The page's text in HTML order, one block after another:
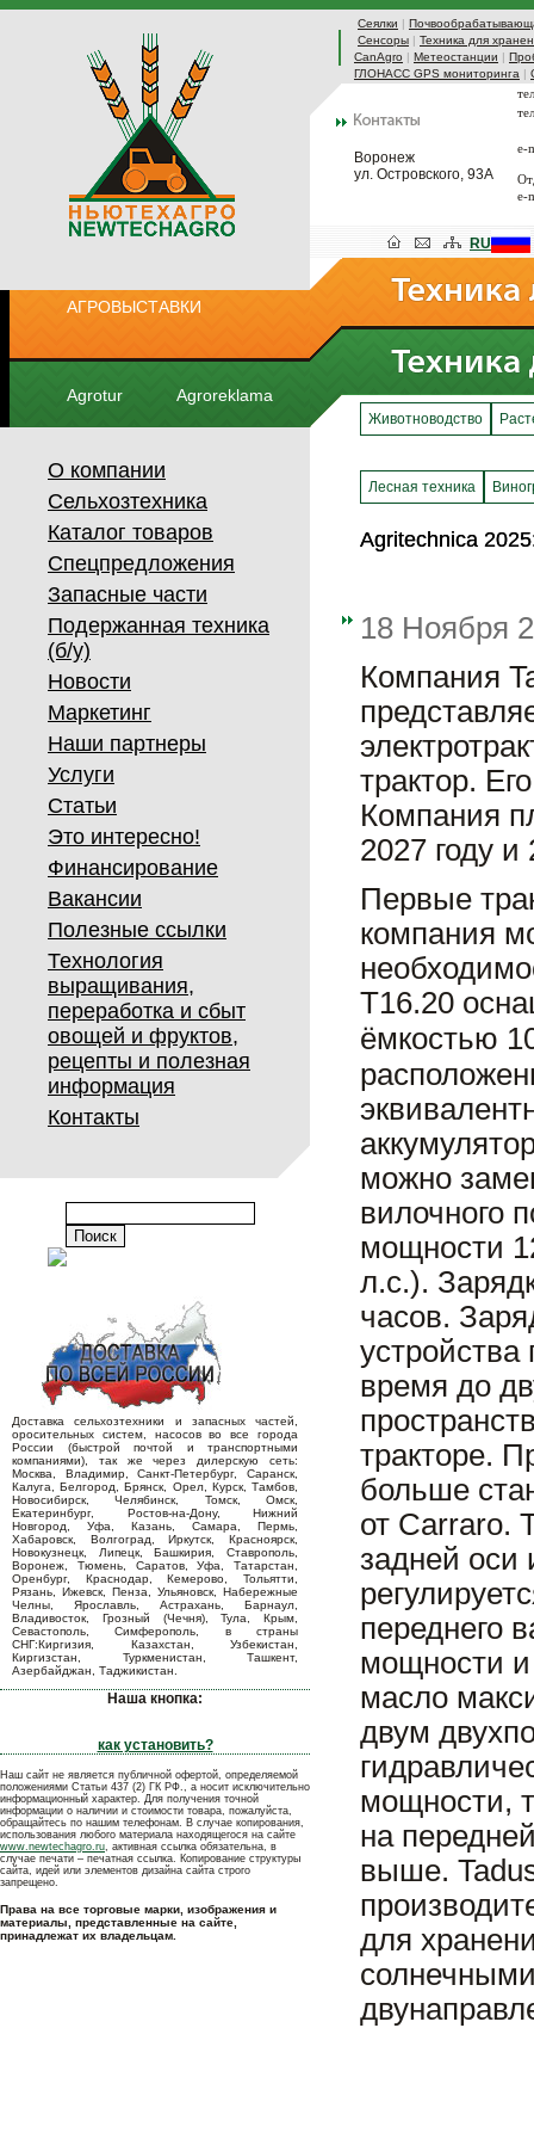
Сеялки |
Сенсоры | Техника для
CanAgro | Метеостанции |
ГЛОНАСС GPS мониторинга |
Воронеж
ул. Островского, 93А
e-
e-
АГРОВЫСТАВКИ
Agrotur Agroreklama
RU
О компании
Сельхозтехника
Каталог товаров
Спецпредложения
Запасные части
Подержанная техника
(б/у)
Новости
Маркетинг
Наши партнеры
Услуги
Статьи
Это интересно!
Финансирование
Вакансии
Полезные ссылки
Технология
выращивания,
переработка и сбыт
овощей и фруктов,
рецепты и полезная
информация
Контакты
Доставка сельхозтехники и запасных частей,
оросительных систем, насосов во все города
России (быстрой почтой и транспортными
компаниями), так же через дилерскую сеть:
Москва, Владимир, Санкт-Петербург, Саранск,
Калуга, Белгород, Брянск, Орел, Курск, Тамбов,
Новосибирск, Челябинск, Томск, Омск,
Екатеринбург, Ростов-на-Дону, Нижний
Новгород, Уфа, Казань, Самара, Пермь,
Хабаровск, Волгоград, Иркутск, Красноярск,
Новокузнецк, Липецк, Башкирия, Ставрополь,
Воронеж, Тюмень, Саратов, Уфа, Татарстан,
Оренбург, Краснодар, Кемерово, Тольятти,
Рязань, Ижевск, Пенза, Ульяновск, Набережные
Челны, Ярославль, Астрахань, Барнаул,
Владивосток, Грозный (Чечня), Тула, Крым,
Севастополь, Симферополь, в страны
СНГ:Киргизия, Казахстан, Узбекистан,
Киргизстан, Туркменистан, Ташкент,
Азербайджан, Таджикистан.
Наша кнопка:
как установить?
Наш сайт не является публичной офертой, определяемой
положениями Статьи 437 (2) ГК РФ., а носит исключительно
информационный характер. Для получения точной
информации о наличии и стоимости товара, пожалуйста,
обращайтесь по нашим телефонам. В случае копирования,
использования любого материала находящегося на сайте
www.newtechagro.ru, активная ссылка обязательна, в
случае печати – печатная ссылка. Копирование структуры
сайта, идей или элементов дизайна сайта строго
запрещено.
Права на все торговые марки, изображения и
материалы, представленные на сайте,
принадлежат их владельцам.
Животноводство
Лесная техника
Agritechnica
Agritechnica
18 Ноября
Компания
трактор.
Компания
2027 году и
Первые
компания
T16.20
ёмкостью
можно
вилочного
мощности
л.с.).
часов.
устройства
время до
тракторе.
больше
от Carraro.
задней оси
переднего
мощности и
масло
двум
мощности,
на
выше.
для